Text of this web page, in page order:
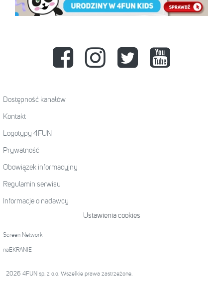
Dostępność kanałów
Kontakt
Logotypy 4FUN
Prywatność
Obowiązek informacyjny
Regulamin serwisu
Informacje o nadawcy
Ustawienia cookies
Screen Network
naEKRANIE
2026 4FUN sp. z o.o. Wszelkie prawa zastrzeżone.